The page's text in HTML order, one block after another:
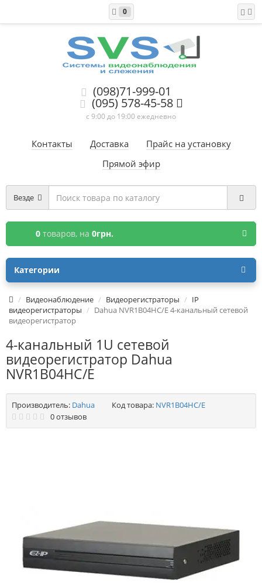
0
(098)71-999-01
(095) 578-45-58
с 9:00 до 19:00 ежедневно
Контакты Доставка
Прайс на установку
Прямой эфир
Везде
0 товаров, на 0грн.
Категории
Видеонаблюдение Видеорегистраторы
IP
видеорегистраторы
Dahua NVR1B04HC/E 4-канальный сетевой
видеорегистратор
4-канальный 1U сетевой
видеорегистратор Dahua
NVR1B04HC/E
Производитель: Dahua Код товара: NVR1B04HC/E
0 отзывов